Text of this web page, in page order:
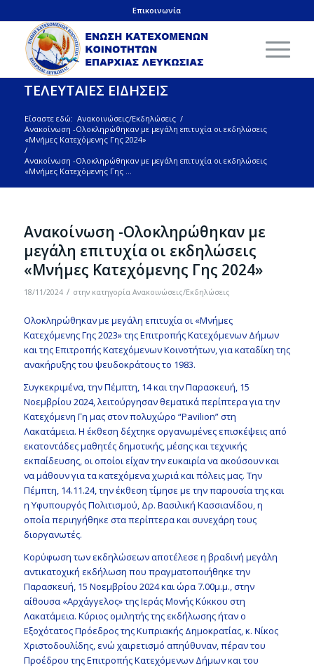
Επικοινωνία
ΤΕΛΕΥΤΑΙΕΣ ΕΙΔΗΣΕΙΣ
Είσαστε εδώ: Ανακοινώσεις/Εκδηλώσεις /
Ανακοίνωση -Ολοκληρώθηκαν με μεγάλη επιτυχία οι εκδηλώσεις
«Μνήμες Κατεχόμενης Γης 2024»
/
Ανακοίνωση -Ολοκληρώθηκαν με μεγάλη επιτυχία οι εκδηλώσεις
«Μνήμες Κατεχόμενης Γης ...
Ανακοίνωση -Ολοκληρώθηκαν με
μεγάλη επιτυχία οι εκδηλώσεις
«Μνήμες Κατεχόμενης Γης 2024»
18/11/2024 / στην κατηγορία Ανακοινώσεις/Εκδηλώσεις
Ολοκληρώθηκαν με μεγάλη επιτυχία οι «Μνήμες
Κατεχόμενης Γης 2023» της Επιτροπής Κατεχόμενων Δήμων
και της Επιτροπής Κατεχόμενων Κοινοτήτων, για καταδίκη της
ανακήρυξης του ψευδοκράτους το 1983.
Συγκεκριμένα, την Πέμπτη, 14 και την Παρασκευή, 15
Νοεμβρίου 2024, λειτούργησαν θεματικά περίπτερα για την
Κατεχόμενη Γη μας στον πολυχώρο “Pavilion” στη
Λακατάμεια. Η έκθεση δέχτηκε οργανωμένες επισκέψεις από
εκατοντάδες μαθητές δημοτικής, μέσης και τεχνικής
εκπαίδευσης, οι οποίοι είχαν την ευκαιρία να ακούσουν και
να μάθουν για τα κατεχόμενα χωριά και πόλεις μας. Την
Πέμπτη, 14.11.24, την έκθεση τίμησε με την παρουσία της και
η Υφυπουργός Πολιτισμού, Δρ. Βασιλική Κασσιανίδου, η
οποία περιηγήθηκε στα περίπτερα και συνεχάρη τους
διοργανωτές.
Κορύφωση των εκδηλώσεων αποτέλεσε η βραδινή μεγάλη
αντικατοχική εκδήλωση που πραγματοποιήθηκε την
Παρασκευή, 15 Νοεμβρίου 2024 και ώρα 7.00μ.μ., στην
αίθουσα «Αρχάγγελος» της Ιεράς Μονής Κύκκου στη
Λακατάμεια. Κύριος ομιλητής της εκδήλωσης ήταν ο
Εξοχότατος Πρόεδρος της Κυπριακής Δημοκρατίας, κ. Νίκος
Χριστοδουλίδης, ενώ χαιρετισμό απηύθυναν, πέραν του
Προέδρου της Επιτροπής Κατεχόμενων Δήμων και του